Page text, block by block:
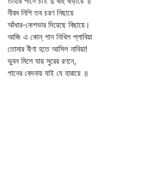
নীরব নিশি তব চরণ নিছায়ে
আঁধার-কেশভার দিয়েছে বিছায়ে।
আজি এ কোন্‌ গান নিখিল প্লাবিয়া
তোমার বীণা হতে আসিল নাবিয়া!
ভুবন মিলে যায় সুরের রণনে,
গানের বেদনায় যাই যে হারায়ে ॥